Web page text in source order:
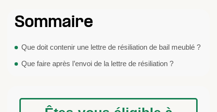
Sommaire
Que doit contenir une lettre de résiliation de bail meublé ?
Que faire après l’envoi de la lettre de résiliation ?